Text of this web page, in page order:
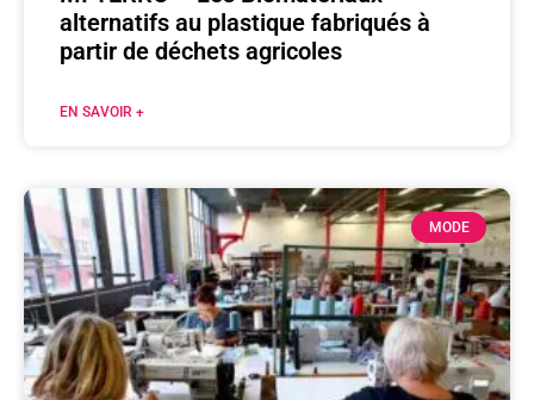
alternatifs au plastique fabriqués à
partir de déchets agricoles
EN SAVOIR +
MODE